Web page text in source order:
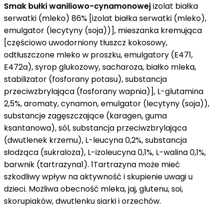
Smak bułki waniliowo-cynamonowejizolat białka
serwatki (mleko) 86% [izolat białka serwatki (mleko),
emulgator (lecytyny (soja))], mieszanka kremująca
[częściowo uwodorniony tłuszcz kokosowy,
odtłuszczone mleko w proszku, emulgatory (E471,
E472a), syrop glukozowy, sacharoza, białko mleka,
stabilizator (fosforany potasu), substancja
przeciwzbrylająca (fosforany wapnia)], L-glutamina
2,5%, aromaty, cynamon, emulgator (lecytyny (soja)),
substancje zagęszczające (karagen, guma
ksantanowa), sól, substancja przeciwzbrylająca
(dwutlenek krzemu), L-leucyna 0,2%, substancja
słodząca (sukraloza), L-izoleucyna 0,1%, L-walina 0,1%,
barwnik (tartrazyna1). 1Tartrazyna może mieć
szkodliwy wpływ na aktywność i skupienie uwagi u
dzieci. Możliwa obecność mleka, jaj, glutenu, soi,
skorupiaków, dwutlenku siarki i orzechów.